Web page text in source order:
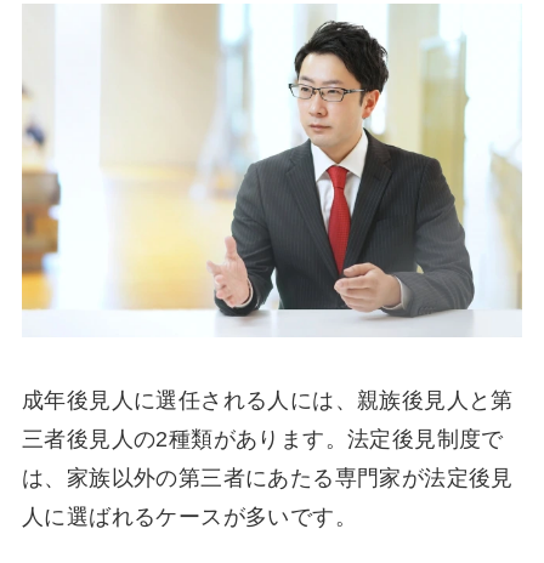
成年後見人に選任される人には、親族後見人と第
三者後見人の2種類があります。法定後見制度で
は、家族以外の第三者にあたる専門家が法定後見
人に選ばれるケースが多いです。